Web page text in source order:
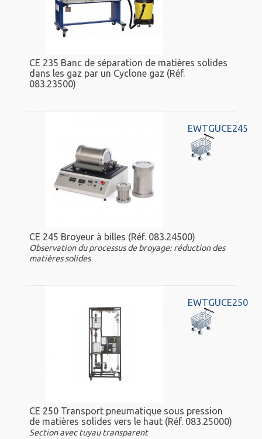
CE 235 Banc de séparation de matières solides
dans les gaz par un Cyclone gaz (Réf.
083.23500)
EWTGUCE245
CE 245 Broyeur à billes (Réf. 083.24500)
Observation du processus de broyage: réduction des
matières solides
EWTGUCE250
CE 250 Transport pneumatique sous pression
de matières solides vers le haut (Réf. 083.25000)
Section avec tuyau transparent